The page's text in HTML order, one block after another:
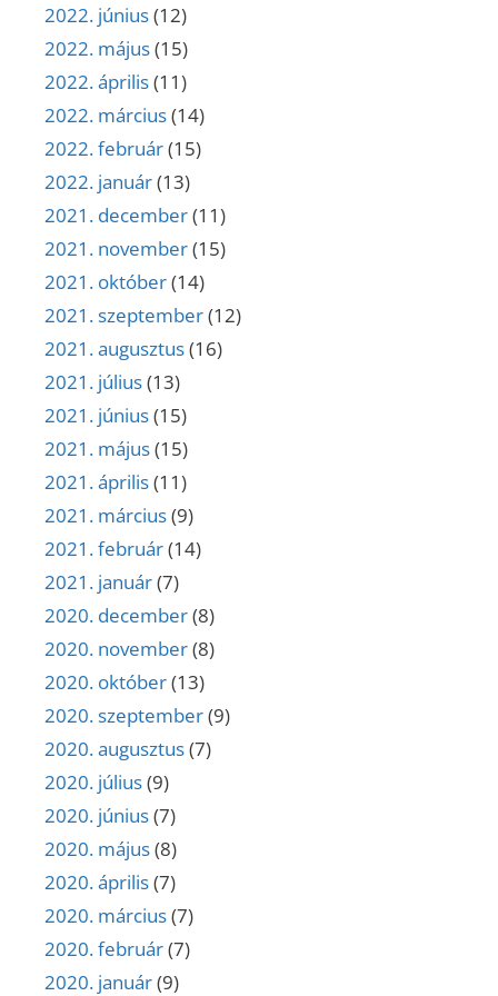
2022. június(12)
2022. május(15)
2022. április(11)
2022. március(14)
2022. február(15)
2022. január(13)
2021. december(11)
2021. november(15)
2021. október(14)
2021. szeptember(12)
2021. augusztus(16)
2021. július(13)
2021. június(15)
2021. május(15)
2021. április(11)
2021. március(9)
2021. február(14)
2021. január(7)
2020. december(8)
2020. november(8)
2020. október(13)
2020. szeptember(9)
2020. augusztus(7)
2020. július(9)
2020. június(7)
2020. május(8)
2020. április(7)
2020. március(7)
2020. február(7)
2020. január(9)